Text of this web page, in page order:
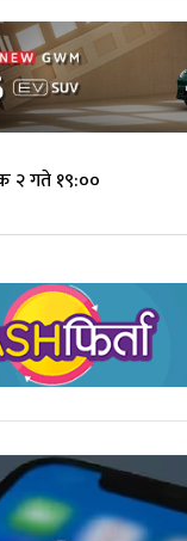
२ गते १९:००